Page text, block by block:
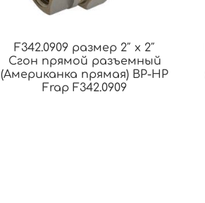
F342.0909 размер 2″ x 2″
Сгон прямой разъемный
(Американка прямая) ВР-НР
Frap F342.0909